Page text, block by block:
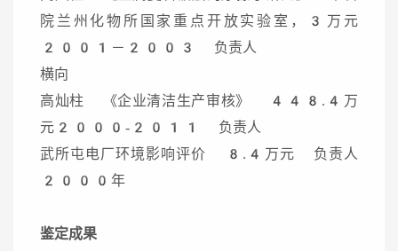
院兰州化物所国家重点开放实验室，3万元
2001－2003 负责人
横向
高灿柱 《企业清洁生产审核》 448.4万
元2000-2011 负责人
武所屯电厂环境影响评价 8.4万元 负责人
2000年
鉴定成果